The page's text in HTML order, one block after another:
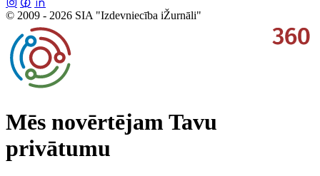
© 2009 - 2026 SIA "Izdevniecība iŽurnāli"
Mēs novērtējam Tavu
privātumu